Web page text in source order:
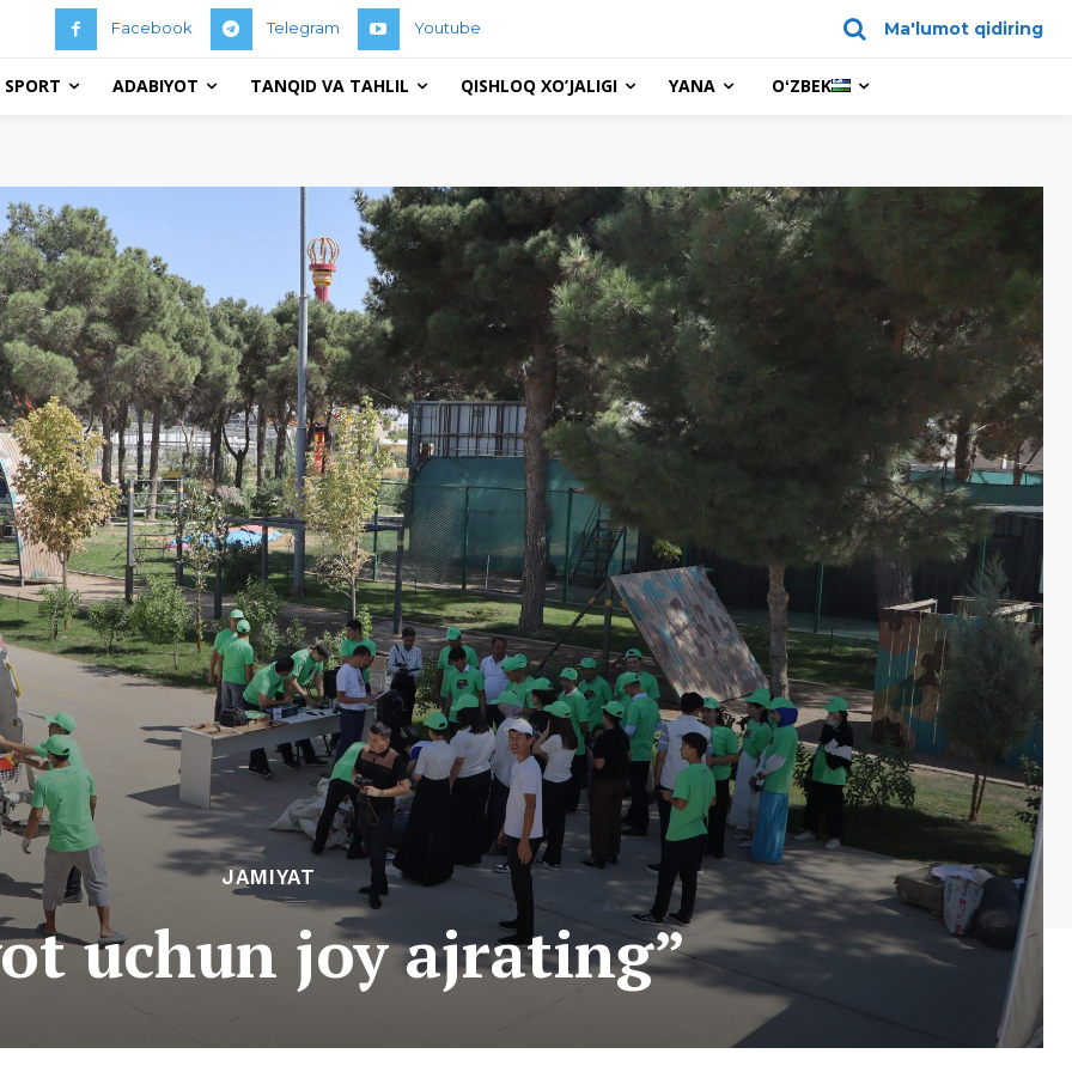
Facebook Telegram Youtube Ma'lumot qidiring
ADABIYOT TANQID VA TAHLIL QISHLOQ XO’JALIGI YANA OʻZBEK
JAMIYAT
uchun joy ajrating”